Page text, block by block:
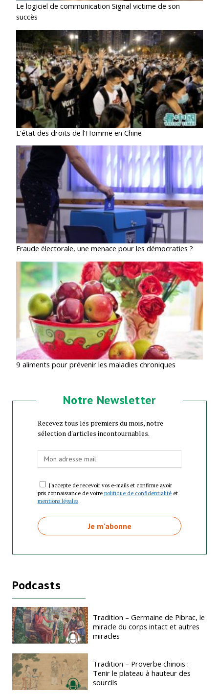
Le logiciel de communication Signal victime de son
succès
L’état des droits de l’Homme en Chine
Fraude électorale, une menace pour les démocraties ?
9 aliments pour prévenir les maladies chroniques
Notre Newsletter
Recevez tous les premiers du mois, notre
sélection d'articles incontournables.
J'accepte de recevoir vos e-mails et confirme avoir
pris connaissance de votre politique de confidentialitéet
mentions légales.
Podcasts
Tradition – Germaine de Pibrac, le
miracle du corps intact et autres
miracles
Tradition – Proverbe chinois :
Tenir le plateau à hauteur des
sourcils